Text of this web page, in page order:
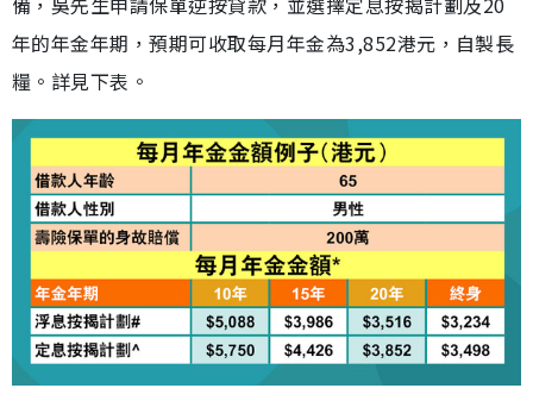
年的年金年期，預期可收取每月年金為3,852港元，自製長
糧。詳見下表。